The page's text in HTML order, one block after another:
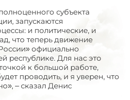
субъекта
запускаются
и политические, и
что теперь движение
официально
республике. Для нас это
к большой работе,
проводить, и я уверен, что
– сказал Денис